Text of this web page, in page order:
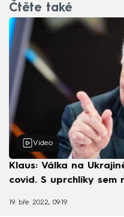
Čtěte také
Video
Klaus: Válka na
covid. S uprchlíky sem
19. bře 2022, 09:19